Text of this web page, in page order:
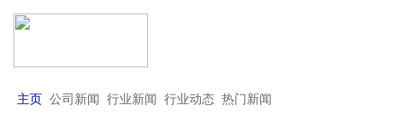
主页 公司新闻 行业新闻 行业动态 热门新闻